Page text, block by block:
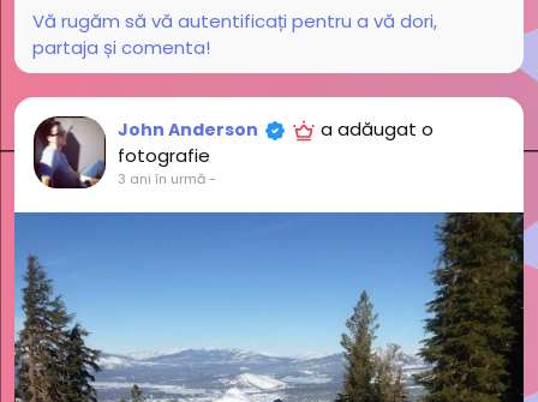
Vă rugăm să vă autentificați pentru a vă dori,
partaja și comenta!
John Anderson
a adăugat o
fotografie
3 ani în urmă-